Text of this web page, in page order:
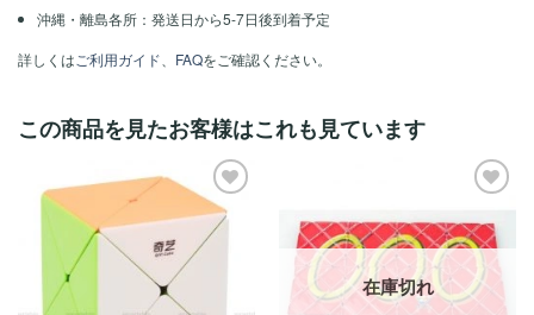
沖縄・離島各所：発送日から5-7日後到着予定
詳しくはご利用ガイド FAQをご確認ください。
この商品を見たお客様はこれも見ています
ほし
い！
い！
在庫切れ